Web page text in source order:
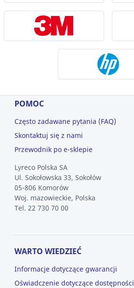
POMOC
Często zadawane pytania (FAQ)
Skontaktuj się z nami
Przewodnik po e-sklepie
Lyreco Polska SA
Ul. Sokołowska 33, Sokołów
05-806 Komorów
Woj. mazowieckie, Polska
Tel. 22 730 70 00
WARTO WIEDZIEĆ
Informacje dotyczące gwarancji
Oświadczenie dotyczące dostępności